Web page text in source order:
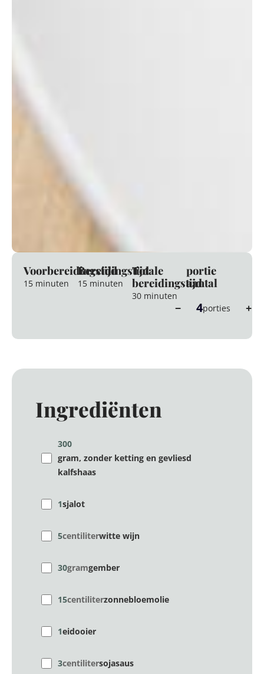
Voorbereidingstijd
15 minuten
Bereidingstijd
15 minuten
Totale
bereidingstijd
30 minuten
portie
aantal
− 4porties +
Ingrediënten
300
gram, zonder ketting en gevliesd
kalfshaas
1sjalot
5centiliterwitte wijn
30gramgember
15centiliterzonnebloemolie
1eidooier
3centilitersojasaus